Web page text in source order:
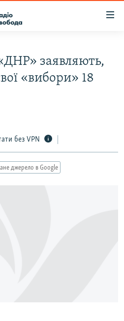
заявляють,
«вибори» 18
без VPN
джерело в Google